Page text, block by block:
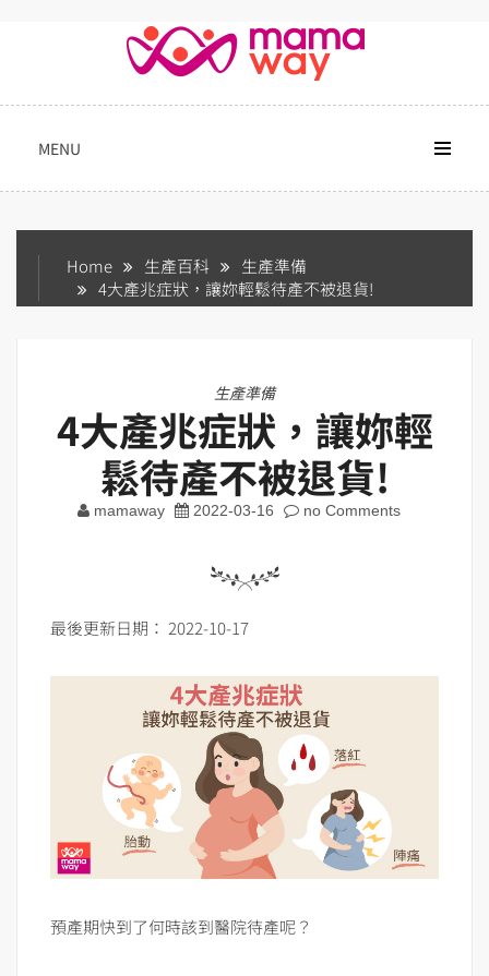
MENU
Home 生產百科
生產準備
4大產兆症狀，讓妳輕鬆待產不被退貨!
生產準備
4大產兆症狀，讓妳輕
鬆待產不被退貨!
mamaway 2022-03-16 no Comments
最後更新日期： 2022-10-17
預產期快到了何時該到醫院待產呢？